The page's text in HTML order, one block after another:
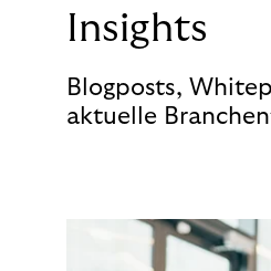
Insights
Blogposts,
aktuelle